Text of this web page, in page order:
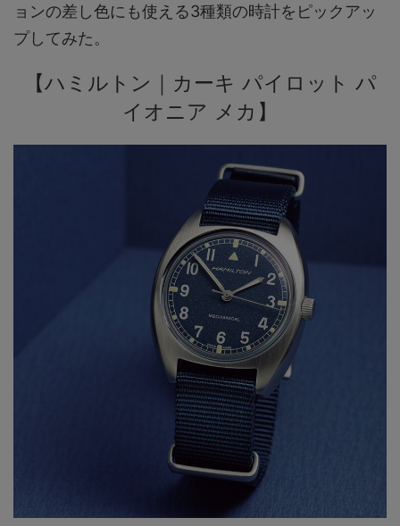
ョンの差し色にも使える3種類の時計をピックアッ
プしてみた。
【ハミルトン｜カーキ パイロット パ
イオニア メカ】